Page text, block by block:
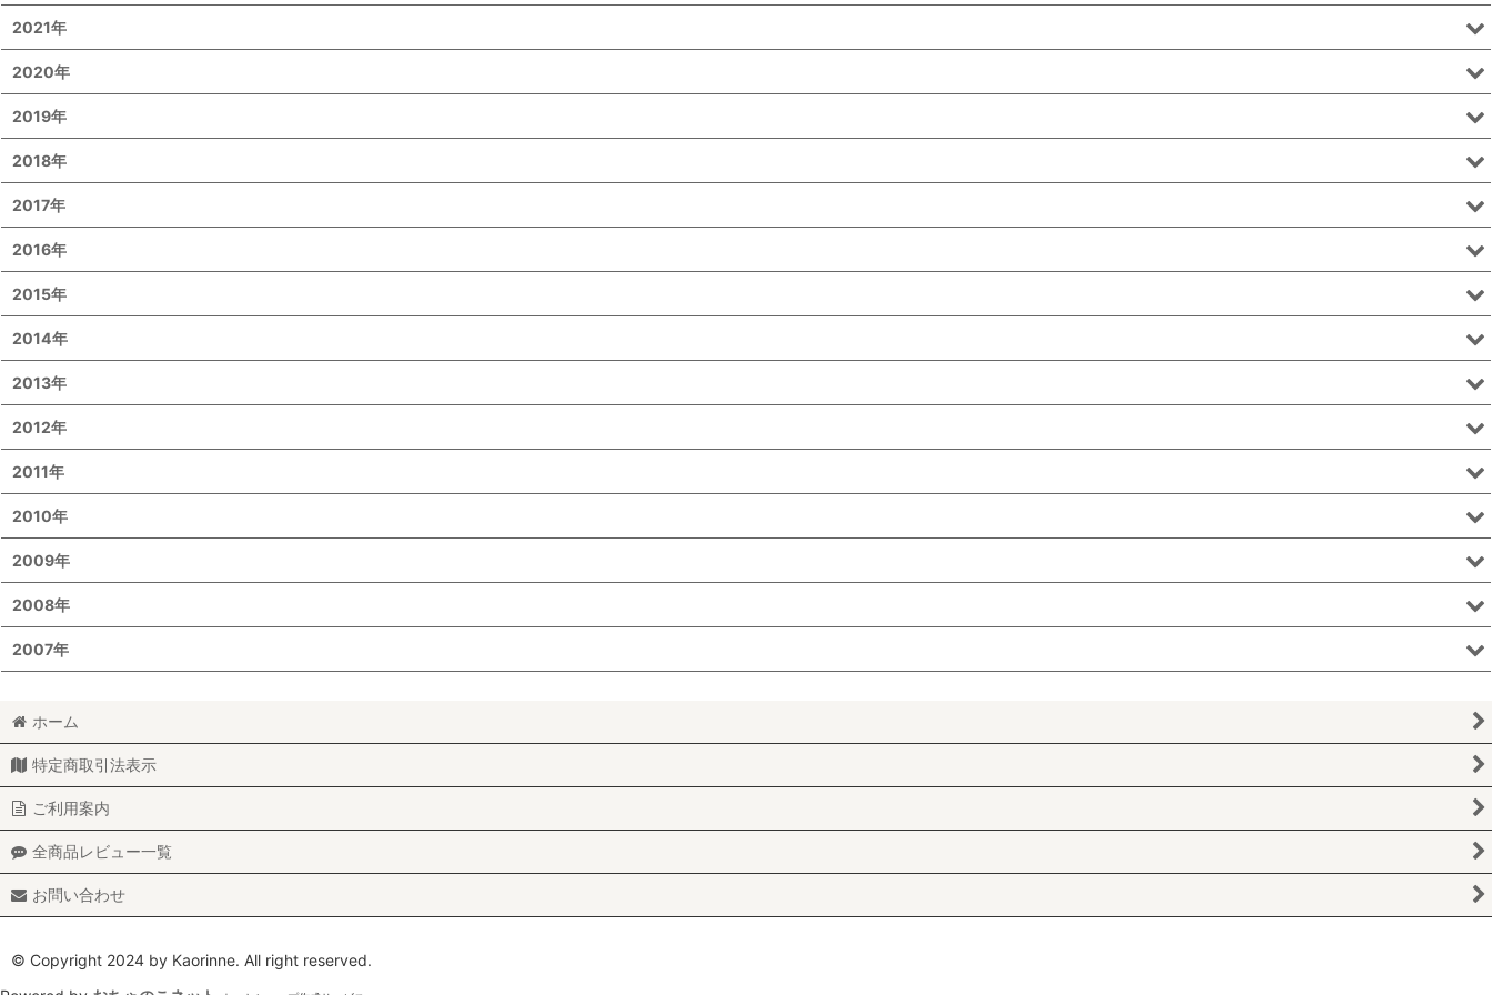
2021年
2020年
2019年
2018年
2017年
2016年
2015年
2014年
2013年
2012年
2011年
2010年
2009年
2008年
2007年
ホーム
特定商取引法表示
ご利用案内
全商品レビュー一覧
お問い合わせ
© Copyright 2024 by Kaorinne. All right reserved.